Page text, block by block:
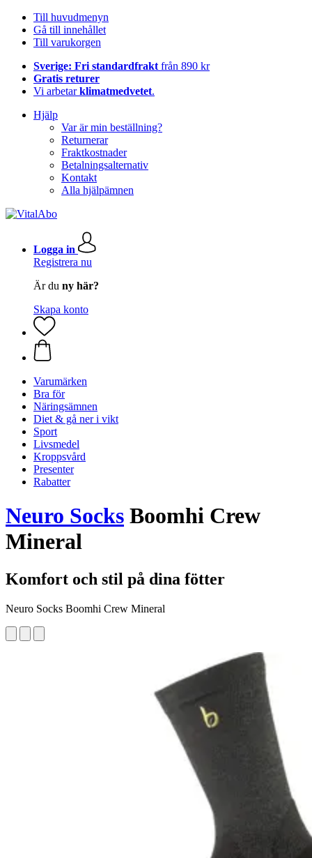
Till huvudmenyn
Gå till innehållet
Till varukorgen
Sverige: Fri standardfrakt från 890 kr
Gratis returer
Vi arbetarklimatmedvetet.
Hjälp
Var är min beställning?
Returnerar
Fraktkostnader
Betalningsalternativ
Kontakt
Alla hjälpämnen
Logga in
Registrera nu
Är du ny här?
Skapa konto
Varumärken
Bra för
Näringsämnen
Diet & gå ner i vikt
Sport
Livsmedel
Kroppsvård
Presenter
Rabatter
Neuro Socks Boomhi Crew
Mineral
Komfort och stil på dina fötter
Neuro Socks Boomhi Crew Mineral